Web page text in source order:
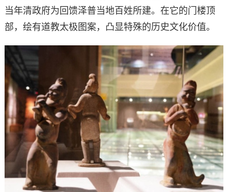
当年清政府为回馈泽普当地百姓所建。在它的门楼顶
部，绘有道教太极图案，凸显特殊的历史文化价值。